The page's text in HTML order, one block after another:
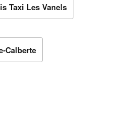
Taxi Les Vanels
Calberte